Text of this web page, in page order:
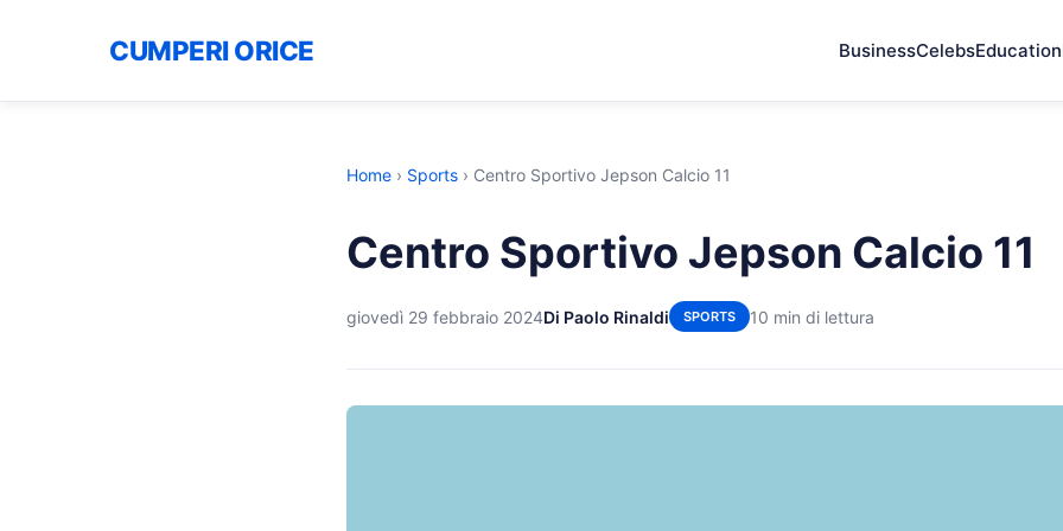
CUMPERI ORICE BusinessCelebsEducation
Home › Sports › Centro Sportivo Jepson Calcio 11
Centro Sportivo Jepson Calcio 11
giovedì 29 febbraio 2024Di Paolo Rinaldi SPORTS 10 min di lettura